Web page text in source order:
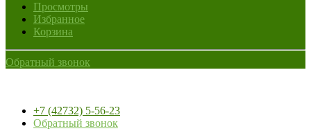
Просмотры
Избранное
Корзина
Обратный звонок
+7 (42732) 5-56-23
Обратный звонок